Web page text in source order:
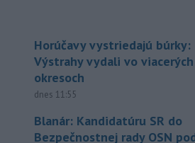
Horúčavy vystriedajú búrky:
Výstrahy vydali vo viacerých
okresoch
dnes 11:55
Blanár: Kandidatúru SR do
Bezpečnostnej rady OSN